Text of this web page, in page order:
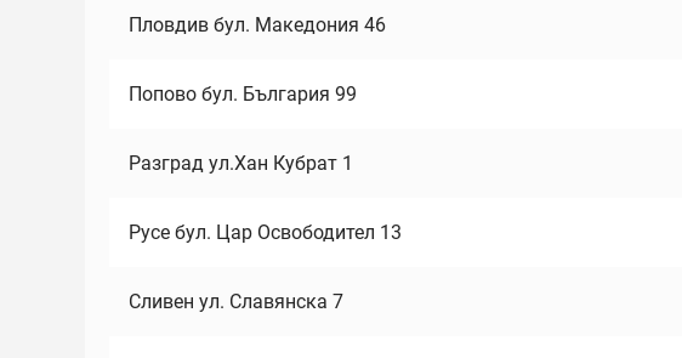
Пловдив бул. Македония 46
Попово бул. България 99
Разград ул.Хан Кубрат 1
Русе бул. Цар Освободител 13
Сливен ул. Славянска 7